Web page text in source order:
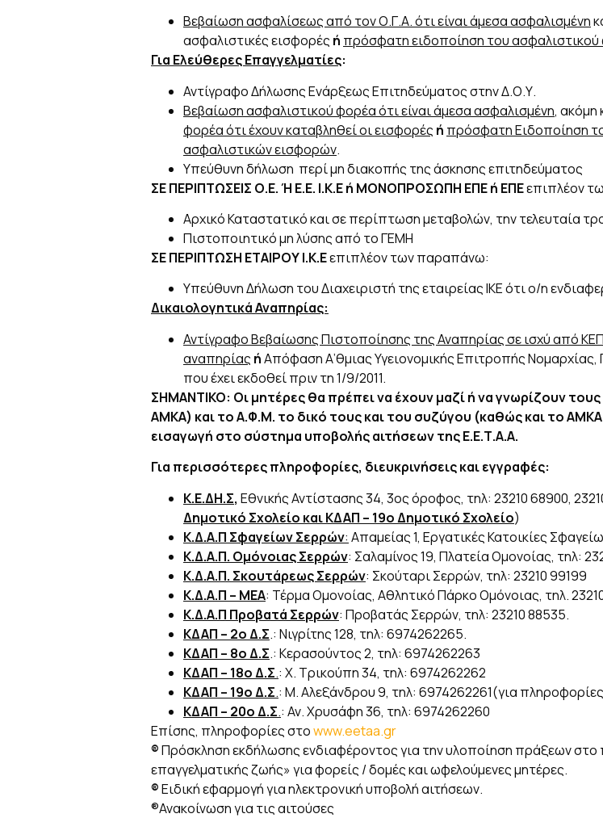
Βεβαίωση ασφαλίσεως από τον Ο.Γ.Α. ότι είναι άμεσα ασφαλισμένη
ασφαλιστικές εισφορές ή πρόσφατη ειδοποίηση του
Για Ελεύθερες Επαγγελματίες:
Αντίγραφο Δήλωσης Ενάρξεως Επιτηδεύματος στην Δ.Ο.Υ.
Βεβαίωση ασφαλιστικού φορέα ότι είναι άμεσα ασφαλισμένη, ακόμη
φορέα ότι έχουν καταβληθεί οι εισφορές ή πρόσφατη Ειδοποίηση
ασφαλιστικών εισφορών.
Υπεύθυνη δήλωση περί μη διακοπής της άσκησης επιτηδεύματος
ΣΕ ΠΕΡΙΠΤΩΣΕΙΣ Ο.Ε. Ή Ε.Ε. Ι.Κ.Ε ή ΜΟΝΟΠΡΟΣΩΠΗ ΕΠΕ ή ΕΠΕεπιπλέον
Αρχικό Καταστατικό και σε περίπτωση μεταβολών, την τελευταία
Πιστοποιητικό μη λύσης από το ΓΕΜΗ
ΣΕ ΠΕΡΙΠΤΩΣΗ ΕΤΑΙΡΟΥ Ι.Κ.Εεπιπλέον των παραπάνω:
Υπεύθυνη Δήλωση του Διαχειριστή της εταιρείας ΙΚΕ ότι ο/η
Δικαιολογητικά Αναπηρίας:
Αντίγραφο Βεβαίωσης Πιστοποίησης της Αναπηρίας σε ισχύ από
αναπηρίας ήΑπόφαση Α’θμιας Υγειονομικής Επιτροπής
που έχει εκδοθεί πριν τη 1/9/2011.
ΣΗΜΑΝΤΙΚΟ: Οι μητέρες θα πρέπει να έχουν μαζί ή να γνωρίζουν
ΑΜΚΑ) και το Α.Φ.Μ. το δικό τους και του συζύγου (καθώς και το
εισαγωγή στο σύστημα υποβολής αιτήσεων της Ε.Ε.Τ.Α.Α.
Για περισσότερες πληροφορίες, διευκρινήσεις και εγγραφές:
Κ.Ε.ΔΗ.Σ, Εθνικής Αντίστασης 34, 3ος όροφος, τηλ: 23210 68900,
Δημοτικό Σχολείο και ΚΔΑΠ – 19ο Δημοτικό Σχολείο)
Κ.Δ.Α.Π Σφαγείων Σερρών: Απαμείας 1, Εργατικές Κατοικίες
Κ.Δ.Α.Π. Ομόνοιας Σερρών: Σαλαμίνος 19, Πλατεία Ομονοίας, τηλ:
Κ.Δ.Α.Π. Σκουτάρεως Σερρών: Σκούταρι Σερρών, τηλ: 23210 99199
Κ.Δ.Α.Π – ΜΕΑ: Τέρμα Ομονοίας, Αθλητικό Πάρκο Ομόνοιας, τηλ.
Κ.Δ.Α.Π Προβατά Σερρών: Προβατάς Σερρών, τηλ: 23210 88535.
ΚΔΑΠ – 2ο Δ.Σ.: Νιγρίτης 128, τηλ: 6974262265.
ΚΔΑΠ – 8ο Δ.Σ.: Κερασούντος 2, τηλ: 6974262263
ΚΔΑΠ – 18ο Δ.Σ.: Χ. Τρικούπη 34, τηλ: 6974262262
ΚΔΑΠ – 19ο Δ.Σ.: Μ. Αλεξάνδρου 9, τηλ: 6974262261(για
ΚΔΑΠ – 20ο Δ.Σ.: Αν. Χρυσάφη 36, τηλ: 6974262260
Επίσης, πληροφορίες στοwww.eetaa.gr
®Πρόσκληση εκδήλωσης ενδιαφέροντος για την υλοποίηση πράξεων στο
επαγγελματικής ζωής» για φορείς / δομές και ωφελούμενες μητέρες.
®Ειδική εφαρμογή για ηλεκτρονική υποβολή αιτήσεων.
®Ανακοίνωση για τις αιτούσες